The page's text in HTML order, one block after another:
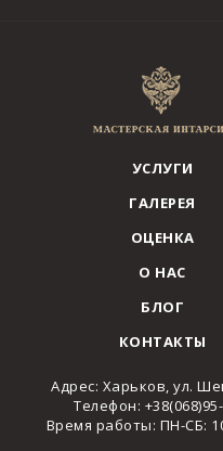
УСЛУГИ
ГАЛЕРЕЯ
ОЦЕНКА
О НАС
БЛОГ
КОНТАКТЫ
Адрес: Харьков, ул.
Телефон:
Время работы: ПН-СБ: